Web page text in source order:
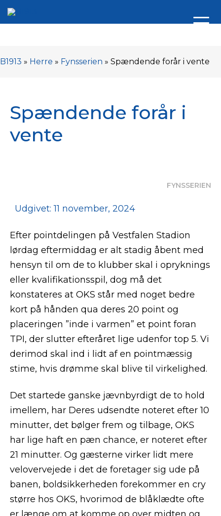
B1913 » Herre » Fynsserien » Spændende forår i vente
Spændende forår i
vente
FYNSSERIEN
Udgivet: 11 november, 2024
Efter pointdelingen på Vestfalen Stadion
lørdag eftermiddag er alt stadig åbent med
hensyn til om de to klubber skal i opryknings
eller kvalifikationsspil, dog må det
konstateres at OKS står med noget bedre
kort på hånden qua deres 20 point og
placeringen ”inde i varmen” et point foran
TPI, der slutter efteråret lige udenfor top 5. Vi
derimod skal ind i lidt af en pointmæssig
stime, hvis drømme skal blive til virkelighed.
Det startede ganske jævnbyrdigt de to hold
imellem, har Deres udsendte noteret efter 10
minutter, det bølger frem og tilbage, OKS
har lige haft en pæn chance, er noteret efter
21 minutter. Og gæsterne virker lidt mere
velovervejede i det de foretager sig ude på
banen, boldsikkerheden forekommer en cry
større hos OKS, hvorimod de blåklædte ofte